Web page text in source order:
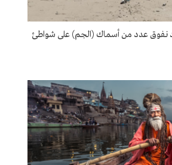
نفوق عدد من أسماك (الجم) على شواطئ